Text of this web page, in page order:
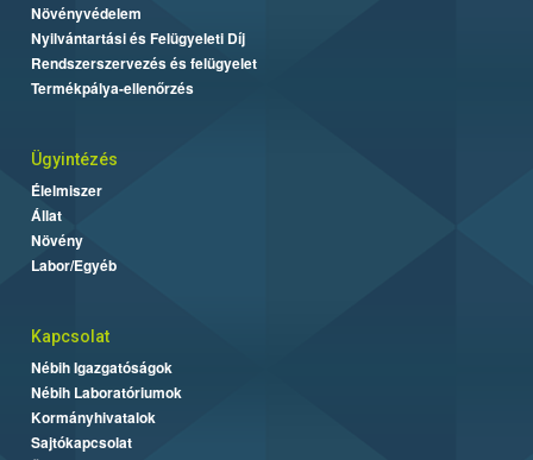
Növényvédelem
Nyilvántartási és Felügyeleti Díj
Rendszerszervezés és felügyelet
Termékpálya-ellenőrzés
Ügyintézés
Élelmiszer
Állat
Növény
Labor/Egyéb
Kapcsolat
Nébih Igazgatóságok
Nébih Laboratóriumok
Kormányhivatalok
Sajtókapcsolat